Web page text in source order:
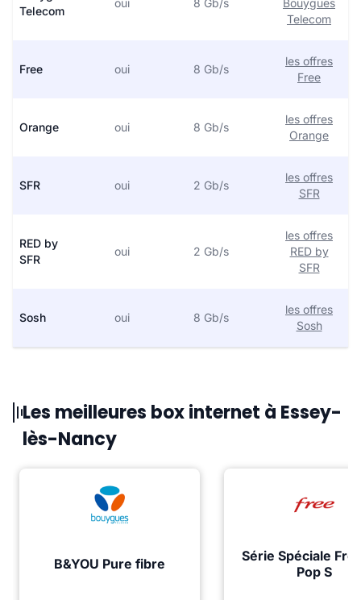
Telecom
oui 8 Gb/s
Bouygues
Telecom
Free oui 8 Gb/s
les offres
Free
Orange oui 8 Gb/s
les offres
Orange
SFR oui 2 Gb/s
les offres
SFR
RED by
SFR
oui 2 Gb/s
les offres
RED by
SFR
Sosh oui 8 Gb/s
les offres
Sosh
Les meilleures box internet à Essey-
lès-Nancy
B&YOU Pure fibre
Série Spéciale
Pop S